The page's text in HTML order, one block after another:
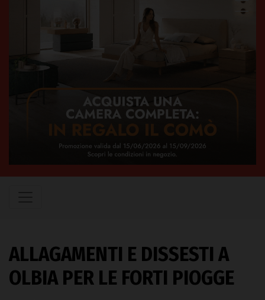
ALLAGAMENTI E DISSESTI A
OLBIA PER LE FORTI PIOGGE